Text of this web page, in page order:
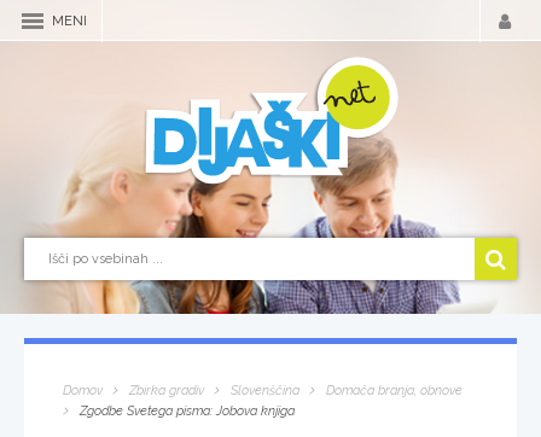
MENI
Domov Zbirka gradiv Slovenščina
Domača branja, obnove
Zgodbe Svetega pisma: Jobova knjiga